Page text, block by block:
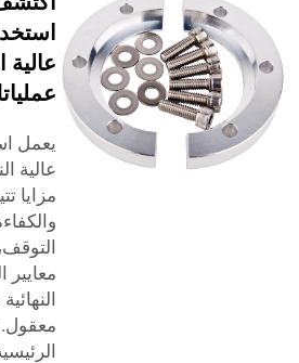
عالية
يعمل
عالية
مزايا
معايير
معقول.